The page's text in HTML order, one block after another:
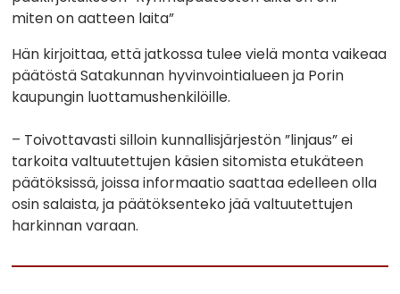
miten on aatteen laita”
Hän kirjoittaa, että jatkossa tulee vielä monta vaikeaa
päätöstä Satakunnan hyvinvointialueen ja Porin
kaupungin luottamushenkilöille.
– Toivottavasti silloin kunnallisjärjestön ”linjaus” ei
tarkoita valtuutettujen käsien sitomista etukäteen
päätöksissä, joissa informaatio saattaa edelleen olla
osin salaista, ja päätöksenteko jää valtuutettujen
harkinnan varaan.